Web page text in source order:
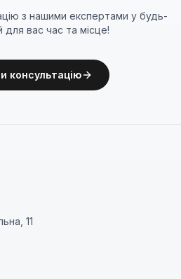
з нашими експертами у будь-
для вас час та місце!
консультацію
11